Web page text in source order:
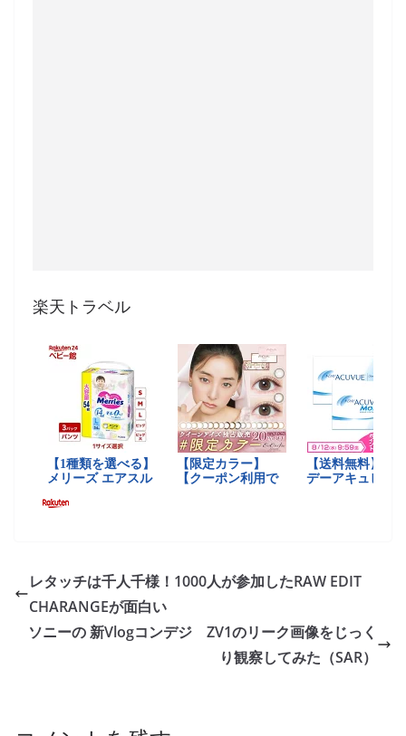
楽天トラベル
レタッチは千人千様！1000人が参加したRAW EDIT
CHARANGEが面白い
ソニーの 新Vlogコンデジ ZV1のリーク画像をじっく
り観察してみた（SAR）